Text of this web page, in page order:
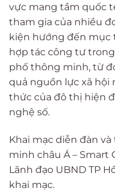
vực mang tầm quốc
tham gia của nhiều
kiện hướng đến mục
hợp tác công tư
phố thông minh, từ
quả nguồn lực xã hội
thức của đô thị hiện
nghệ số.
Khai mạc diễn đàn
minh châu Á – Smart
Lãnh đạo UBND TP
khai mạc.